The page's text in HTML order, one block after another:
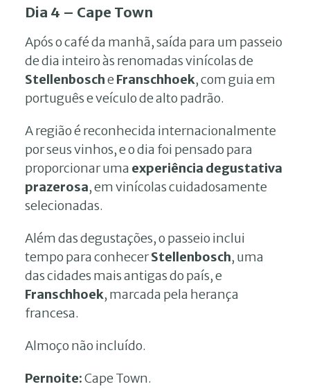
Dia 4 – Cape Town
Após o café da manhã, saída para um passeio
de dia inteiro às renomadas vinícolas de
StellenboscheFranschhoek, com guia em
português e veículo de alto padrão.
A região é reconhecida internacionalmente
por seus vinhos, e o dia foi pensado para
proporcionar uma experiência degustativa
prazerosa, em vinícolas cuidadosamente
selecionadas.
Além das degustações, o passeio inclui
tempo para conhecerStellenbosch, uma
das cidades mais antigas do país, e
Franschhoek, marcada pela herança
francesa.
Almoço não incluído.
Pernoite:Cape Town.